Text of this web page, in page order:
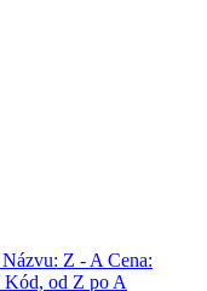
Názvu: Z - A Cena:
Kód, od Z po A